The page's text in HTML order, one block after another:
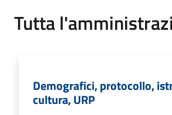
Tutta
Demografici, protocollo,
cultura, URP